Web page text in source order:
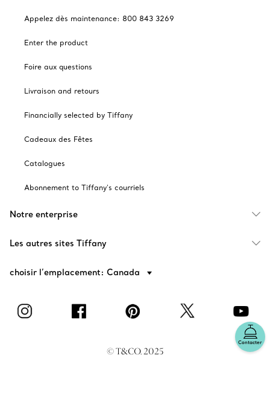
Contacter
Appelez dès maintenance: 800 843 3269
Enter the product
Foire aux questions
Livraison and retours
Financially selected by Tiffany
Cadeaux des Fêtes
Catalogues
Abonnement to Tiffany's courriels
Notre enterprise
Les autres sites Tiffany
choisir l’emplacement: Canada
© T&CO. 2025